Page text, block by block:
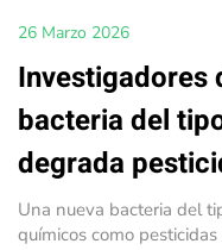
26 Marzo 2026
Investigadores
bacteria del
degrada
Una nueva bacteria del
químicos como